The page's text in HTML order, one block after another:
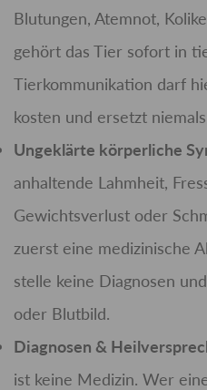
Blutungen, Atemnot,
gehört das Tier sofort in
Tierkommunikation darf
kosten und ersetzt
Ungeklärte körperliche
anhaltende Lahmheit,
Gewichtsverlust oder
zuerst eine medizinische
stelle keine Diagnosen
oder Blutbild.
Diagnosen &
ist keine Medizin. Wer